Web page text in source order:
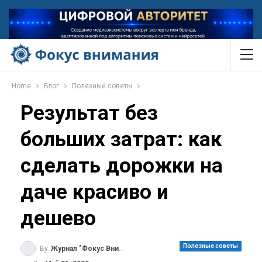
Home Блог Полезные советы
Результат без
больших затрат: как
сделать дорожки на
даче красиво и
дешево
Полезные советы
By Журнал "Фокус Внимания"